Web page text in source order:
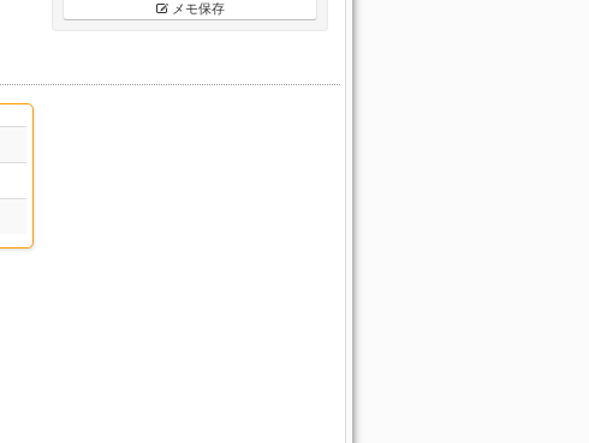
メモ保存